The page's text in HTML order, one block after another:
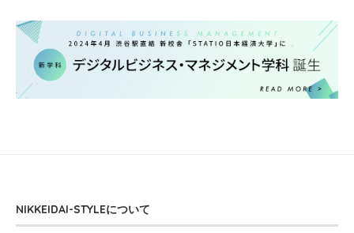
NIKKEIDAI-STYLEについて